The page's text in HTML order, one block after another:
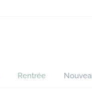
Rentrée